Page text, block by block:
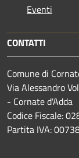
Eventi
CONTATTI
Comune di
Via Alessandro
- Cornate d'Adda
Codice Fiscale:
Partita IVA: